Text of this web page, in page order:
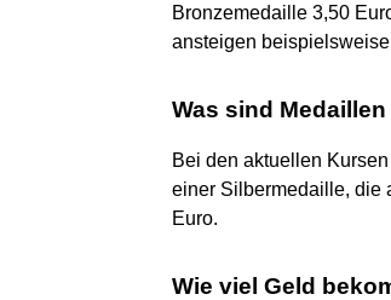
Bronzemedaille 3,50
ansteigen
Was sind
Bei den aktuellen
einer Silbermedaille, die
Euro.
Wie viel Geld